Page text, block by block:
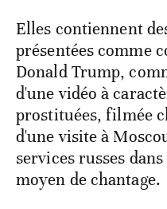
Elles contiennent
présentées comme
Donald Trump,
d'une vidéo à
prostituées, filmée
d'une visite à
services russes
moyen de chantage.